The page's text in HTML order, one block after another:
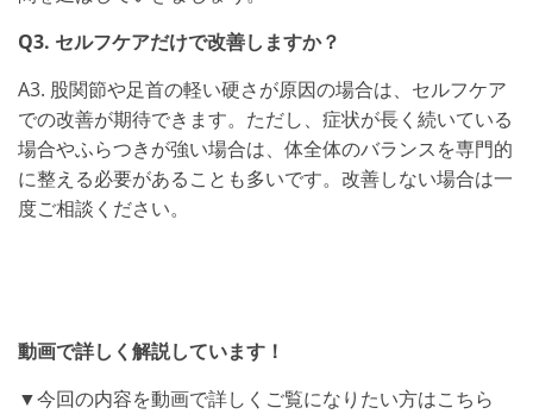
Q3. セルフケアだけで改善しますか？
A3. 股関節や足首の軽い硬さが原因の場合は、セルフケア
での改善が期待できます。ただし、症状が長く続いている
場合やふらつきが強い場合は、体全体のバランスを専門的
に整える必要があることも多いです。改善しない場合は一
度ご相談ください。
動画で詳しく解説しています！
▼今回の内容を動画で詳しくご覧になりたい方はこちら